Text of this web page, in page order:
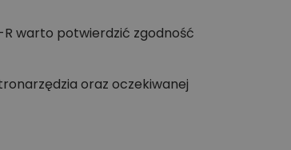
warto potwierdzić zgodność
oraz oczekiwanej